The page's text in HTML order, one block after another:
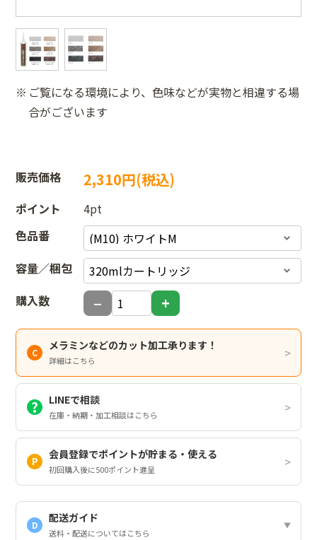
ご覧になる環境により、色味などが実物と相違する場
合がございます
販売価格 2,310円(税込)
ポイント
4pt
色品番
容量／梱包
購入数
メラミンなどのカット加工承ります！
詳細はこちら
LINEで相談
在庫・納期・加工相談はこちら
会員登録でポイントが貯まる・使える
初回購入後に500ポイント進呈
D
配送ガイド
送料・配送についてはこちら